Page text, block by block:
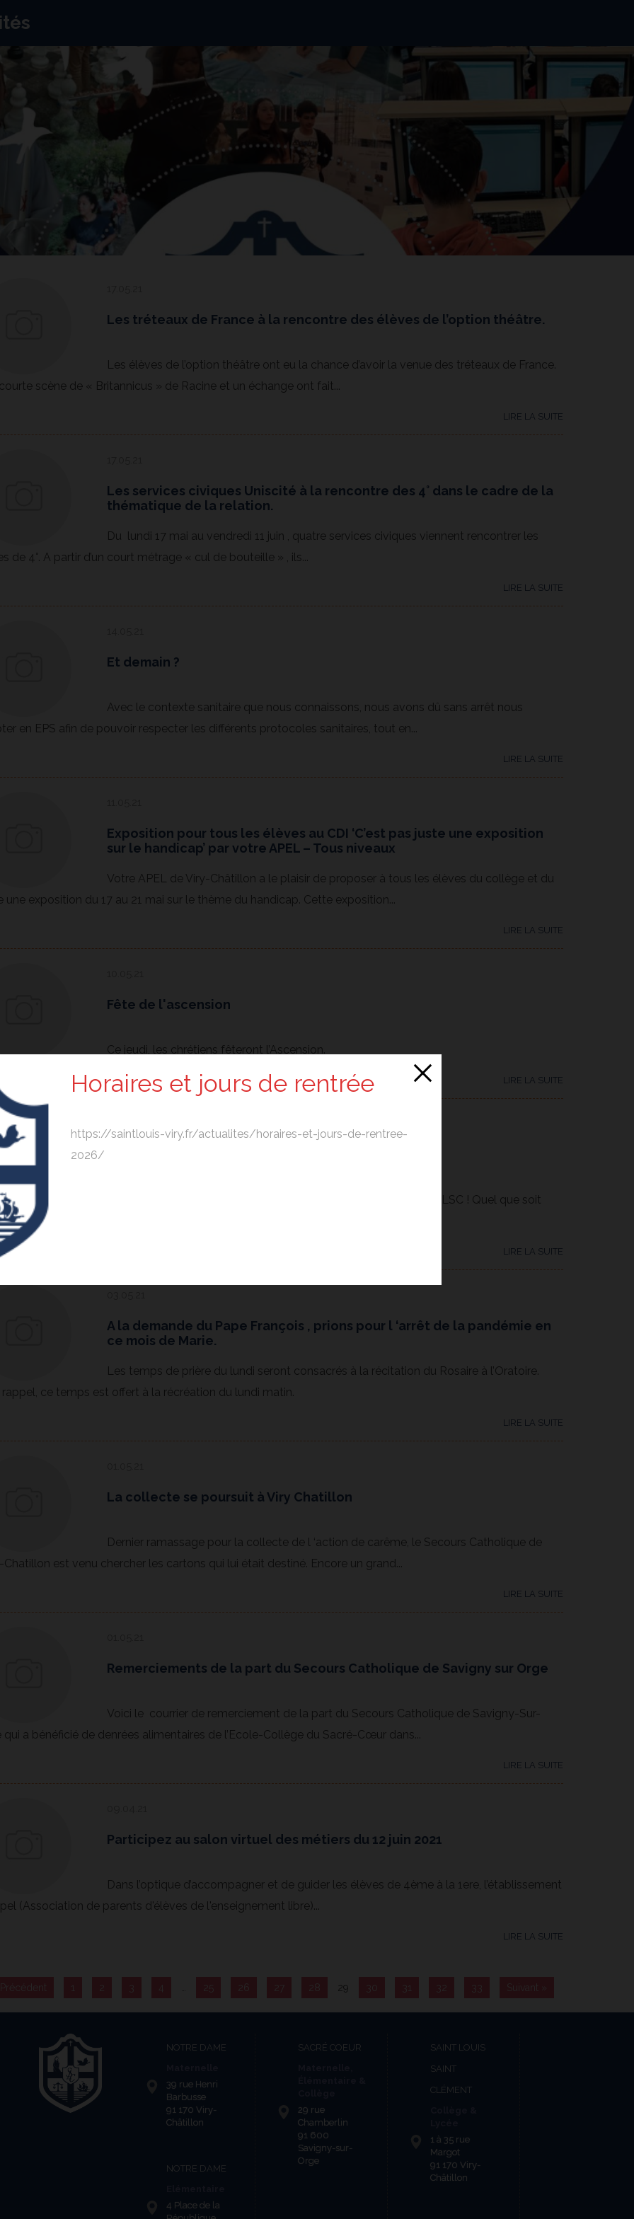
Les tréteaux de France à la rencontre des élèves de l’option théâtre.
Les élèves de l’option théâtre ont eu la chance d’avoir la venue des tréteaux de France.
scène de « Britannicus » de Racine et un échange ont fait...
LIRE LA SUITE
Les services civiques Uniscité à la rencontre des 4° dans le cadre de la
thématique de la relation.
Du lundi 17 mai au vendredi 11 juin , quatre services civiques viennent rencontrer les
de 4°. A partir d’un court métrage « cul de bouteille » , ils...
LIRE LA SUITE
Et demain ?
Avec le contexte sanitaire que nous connaissons, nous avons dû sans arrêt nous
en EPS afin de pouvoir respecter les différents protocoles sanitaires, tout en...
LIRE LA SUITE
Exposition pour tous les élèves au CDI ‘C’est pas juste une exposition
sur le handicap’ par votre APEL – Tous niveaux
Votre APEL de Viry-Châtillon a le plaisir de proposer à tous les élèves du collège et du
une exposition du 17 au 21 mai sur le thème du handicap. Cette exposition...
LIRE LA SUITE
Fête de l'ascension
Ce jeudi, les chrétiens fêteront l’Ascension.
LIRE LA SUITE
Chers élèves, Développez votre côté artistique avec l’APEL NDSLSC ! Quel que soit
âge et votre talent, nous vous proposons de participer au 1er concours...
LIRE LA SUITE
A la demande du Pape François , prions pour l ‘arrêt de la pandémie en
ce mois de Marie.
Les temps de prière du lundi seront consacrés à la récitation du Rosaire à l’Oratoire.
rappel, ce temps est offert à la récréation du lundi matin.
LIRE LA SUITE
La collecte se poursuit à Viry Chatillon
Dernier ramassage pour la collecte de l ‘action de carême, le Secours Catholique de
est venu chercher les cartons qui lui était destiné. Encore un grand...
LIRE LA SUITE
Remerciements de la part du Secours Catholique de Savigny sur Orge
Voici le courrier de remerciement de la part du Secours Catholique de Savigny-Sur-
qui a bénéficié de denrées alimentaires de l’Ecole-Collège du Sacré-Cœur dans...
LIRE LA SUITE
Participez au salon virtuel des métiers du 12 juin 2021
Dans l’optique d’accompagner et de guider les élèves de 4ème à la 1ere, l’établissement
(Association de parents d'élèves de l'enseignement libre)...
LIRE LA SUITE
1 3 4 25 26 27 28 29 30 31 32 33 Suivant »
NOTRE DAME
39 rue Henri
Barbusse
91 170 Viry-
Châtillon
NOTRE DAME
4 Place de la
SACRÉ COEUR
29 rue
Chamberlin
91 600
Savigny-sur-
Orge
SAINT LOUIS
SAINT
CLÉMENT
1 à 35 rue
Margot
91 170 Viry-
Châtillon
Horaires et jours de rentrée
https://saintlouis-viry.fr/actualites/horaires-et-jours-de-rentree-
2026/